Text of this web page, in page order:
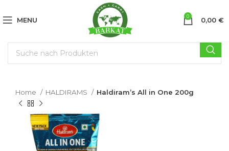
MENU 0 0,00 €
Home HALDIRAMS Haldiram’s All in One 200g